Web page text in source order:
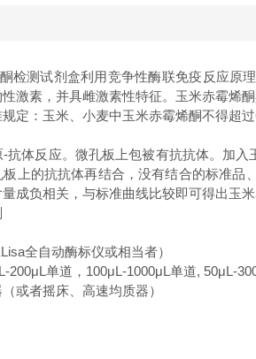
检测试剂盒利用竞争性酶联免疫反应原
激素，并具雌激素性特征。玉米赤霉烯
定：玉米、小麦中玉米赤霉烯酮不得超
抗体反应。微孔板上包被有抗抗体。加
上的抗抗体再结合，没有结合的标准品
成负相关，与标准曲线比较即可得出玉米
全自动酶标仪或相当者）
200μL单道，100μL-1000μL单道, 50μL-
或者摇床、高速均质器）